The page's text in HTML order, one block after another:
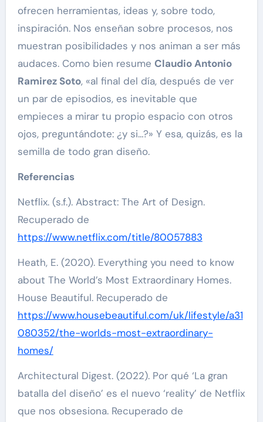
ofrecen herramientas, ideas y, sobre todo,
inspiración. Nos enseñan sobre procesos, nos
muestran posibilidades y nos animan a ser más
audaces. Como bien resume Claudio Antonio
Ramirez Soto, «al final del día, después de ver
un par de episodios, es inevitable que
empieces a mirar tu propio espacio con otros
ojos, preguntándote: ¿y si…?» Y esa, quizás, es la
semilla de todo gran diseño.
Referencias
Netflix. (s.f.). Abstract: The Art of Design.
Recuperado de
https://www.netflix.com/title/80057883
Heath, E. (2020). Everything you need to know
about The World’s Most Extraordinary Homes.
House Beautiful. Recuperado de
https://www.housebeautiful.com/uk/lifestyle/a31
080352/the-worlds-most-extraordinary-
homes/
Architectural Digest. (2022). Por qué ‘La gran
batalla del diseño’ es el nuevo ‘reality’ de Netflix
que nos obsesiona. Recuperado de